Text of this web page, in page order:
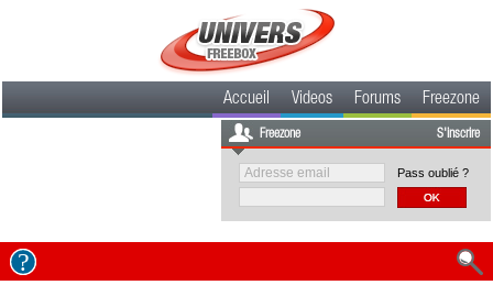
Accueil Videos Forums Freezone
Freezone S'inscrire
Pass oublié ?